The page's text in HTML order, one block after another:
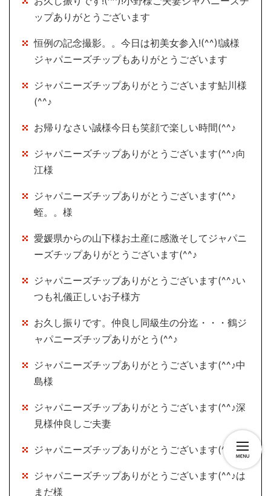
ップありがとうございます
恒例の記念撮影。。今日は初美女参入!(^^)!誠様
ジャパニーズチップもありがとうございます
ジャパニーズチップありがとうございます鮎川様
(^^♪
お帰りなさい誠様今日も笑顔で楽しい時間(^^♪
ジャパニーズチップありがとうございます(^^♪向
江様
ジャパニーズチップありがとうございます(^^♪
蛭。。様
愛媛県からの山下様お土産に感激そしてジャパニ
ーズチップありがとうございます(^^♪
ジャパニーズチップありがとうございます(^^♪い
つも礼儀正しいお子様方
お久し振りです。仲良し同級生の分迄・・・鶴ジ
ャパニーズチップありがとう(^^♪
ジャパニーズチップありがとうございます(^^♪中
島様
ジャパニーズチップありがとうございます(^^♪深
見様仲良しご夫妻
ジャパニーズチップありがとうございます(^^♪
ジャパニーズチップありがとうございます(^^♪は
まだ様